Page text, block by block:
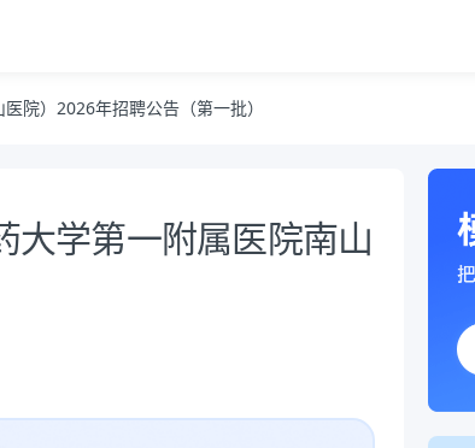
院）2026年招聘公告（第一批）
大学第一附属医院南山